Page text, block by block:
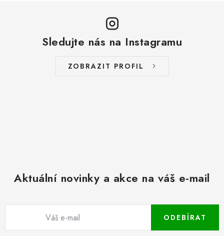
Sledujte nás na Instagramu
ZOBRAZIT PROFIL
Aktuální novinky a akce na váš e-mail
ODEBÍRAT